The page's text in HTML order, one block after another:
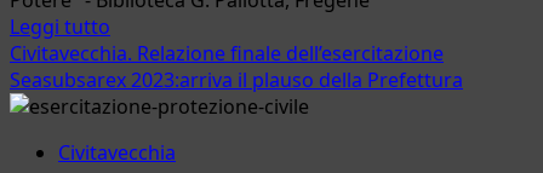
da
ripetere
Leggi tutto
di
più
su
Presentazione
Civitavecchia. Relazione finale dell’esercitazione
Seasubsarex 2023:arriva il plauso della Prefettura
Civitavecchia